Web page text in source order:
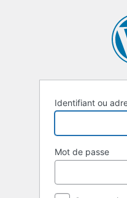
Identifiant ou
Mot de passe